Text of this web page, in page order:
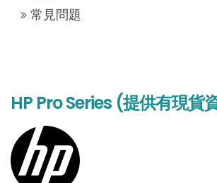
常見問題
HP Pro Series (提供有現貨